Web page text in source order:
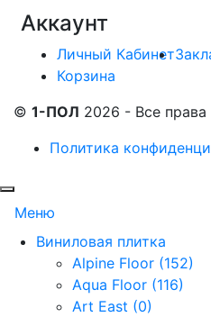
Аккаунт
Личный Кабинет
Корзина
© 1-ПОЛ 2026 - Все
Политика
Меню
Виниловая плитка
Alpine Floor (152)
Aqua Floor (116)
Art East (0)